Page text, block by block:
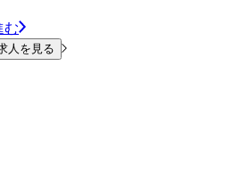
む
人を見る